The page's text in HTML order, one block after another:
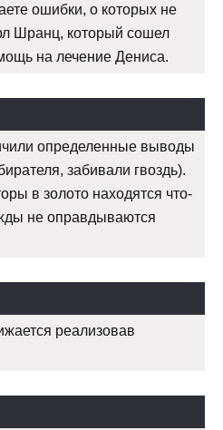
ошибки, о которых не
Шранц, который сошел
на лечение Дениса.
определенные выводы
забивали гвоздь).
в золото находятся что-
не оправдываются
реализовав